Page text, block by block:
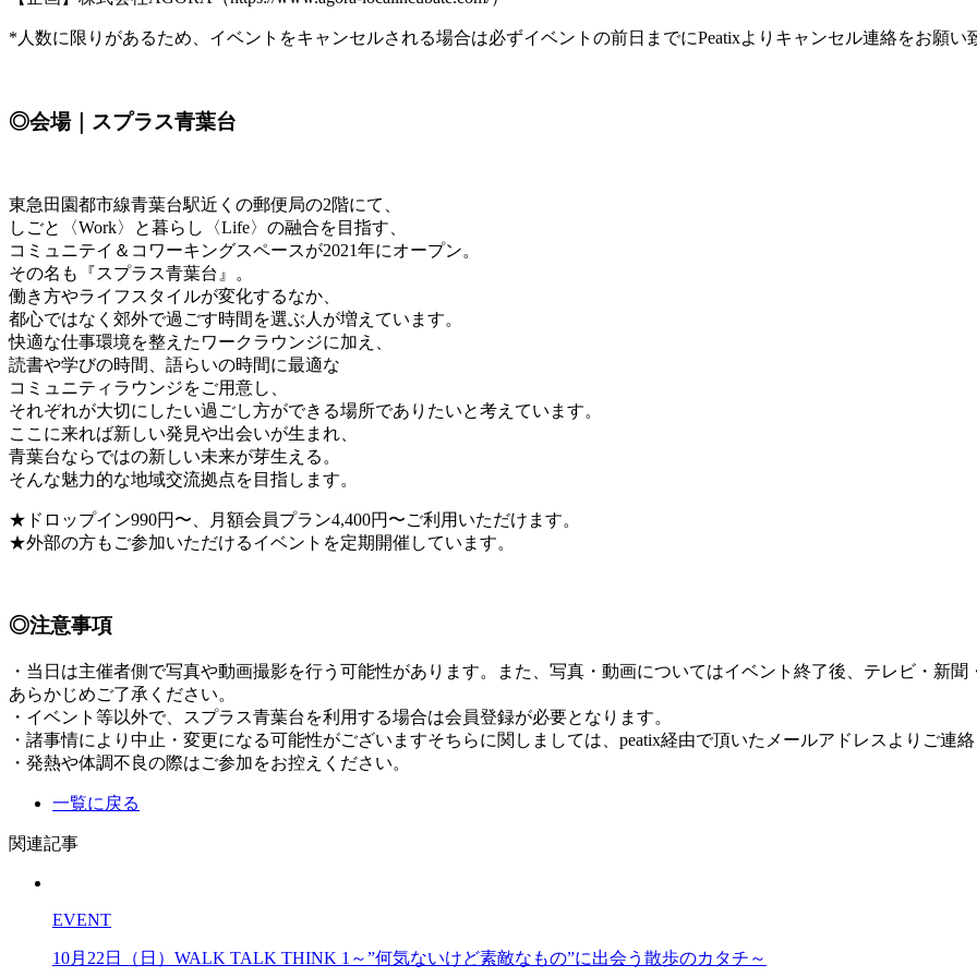
*人数に限りがあるため、イベントをキャンセルされる場合は必ずイベントの前日までにPeatixよりキャンセル連絡をお願い
◎会場｜スプラス青葉台
東急田園都市線青葉台駅近くの郵便局の2階にて、
しごと〈Work〉と暮らし〈Life〉の融合を目指す、
コミュニテイ＆コワーキングスペースが2021年にオープン。
その名も『スプラス青葉台』。
働き方やライフスタイルが変化するなか、
都心ではなく郊外で過ごす時間を選ぶ人が増えています。
快適な仕事環境を整えたワークラウンジに加え、
読書や学びの時間、語らいの時間に最適な
コミュニティラウンジをご用意し、
それぞれが大切にしたい過ごし方ができる場所でありたいと考えています。
ここに来れば新しい発見や出会いが生まれ、
青葉台ならではの新しい未来が芽生える。
そんな魅力的な地域交流拠点を目指します。
★ドロップイン990円〜、月額会員プラン4,400円〜ご利用いただけます。
★外部の方もご参加いただけるイベントを定期開催しています。
◎注意事項
・当日は主催者側で写真や動画撮影を行う可能性があります。また、写真・動画についてはイベント終了後、テレビ・新
あらかじめご了承ください。
・イベント等以外で、スプラス青葉台を利用する場合は会員登録が必要となります。
・諸事情により中止・変更になる可能性がございますそちらに関しましては、peatix経由で頂いたメールアドレスよりご連
・発熱や体調不良の際はご参加をお控えください。
一覧に戻る
関連記事
EVENT
10月22日（日）WALK TALK THINK 1～”何気ないけど素敵なもの”に出会う散歩のカタチ～